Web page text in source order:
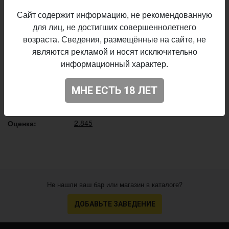
Описание производителя
Пивоварни: Кроп-Пиво× Brouwerij Het Nest
Стиль:
Blonde Ale
14,0%
6,0%
постоянный выпуск
Оценка:
2.845
Не нашли ваш бар или магазин в каталоге?
ДОБАВЬТЕ ЗАВЕДЕНИЕ
Сайт содержит информацию, не рекомендованную
для лиц, не достигших совершеннолетнего
возраста. Сведения, размещённые на сайте, не
являются рекламой и носят исключительно
информационный характер.
МНЕ ЕСТЬ 18 ЛЕТ